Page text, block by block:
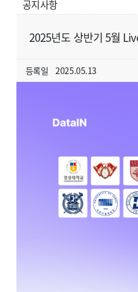
공지사항
2025년도 상반기 5월
등록일 2025.05.13